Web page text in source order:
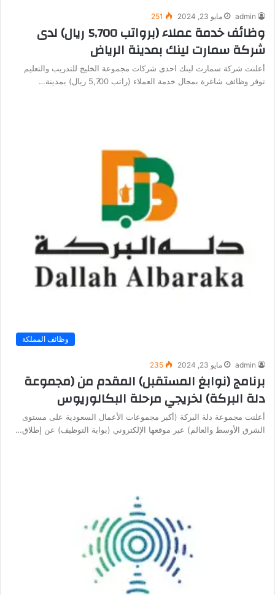
admin مايو 23, 2024 251
وظائف خدمة عملاء (برواتب 5,700 ريال) لدى
شركة سمارت لينك بمدينة الرياض
أعلنت شركة سمارت لينك احدى شركات مجموعة الخليج للتدريب والتعليم
توفر وظائف شاغرة بمجال خدمة العملاء (راتب 5,700 ريال) بمدينة…
وظائف المملكة
admin مايو 23, 2024 235
برنامج (نوابغ المستقبل) المقدم من (مجموعة
دلة البركة) لخريجي مرحلة البكالوريوس
أعلنت مجموعة دلة البركة (أكبر مجموعات الأعمال السعودية على مستوى
الشرق الأوسط والعالم) عبر موقعها الإلكتروني (بوابة التوظيف) عن إطلاق…